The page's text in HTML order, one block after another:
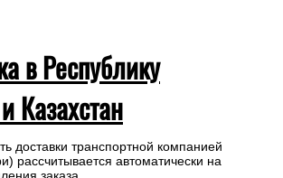
в Республику
Казахстан
доставки транспортной компанией
рассчитывается автоматически на